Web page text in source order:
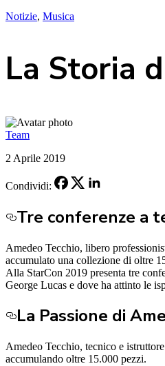
Notizie, Musica
La Storia
Team
2 Aprile 2019
Condividi:
Tre conferenze a
Amedeo Tecchio, libero
accumulato una collezione di oltre
Alla StarCon 2019 presenta tre
George Lucas e dove ha attinto le
La Passione di
Amedeo Tecchio, tecnico e
accumulando oltre 15.000 pezzi.